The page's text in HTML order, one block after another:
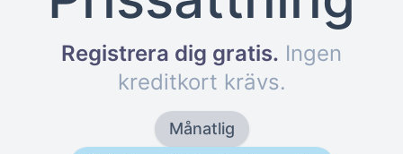
Registrera dig gratis. Ingen
kreditkort krävs.
Månatlig